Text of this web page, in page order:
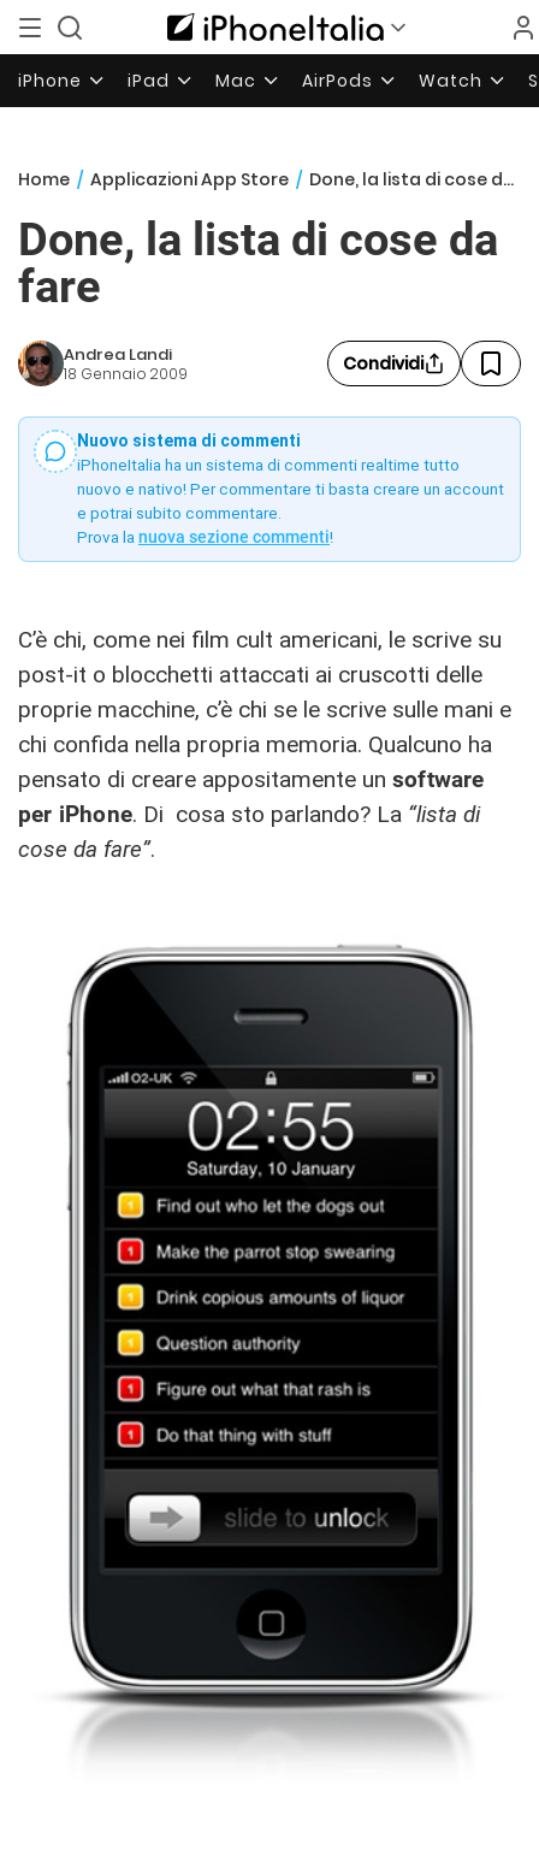
iPhone iPad Mac AirPods Watch
Home / Applicazioni App Store / Done, la lista di cose da fare
Done, la lista di cose da
fare
Andrea Landi
18 Gennaio 2009 Condividi
Nuovo sistema di commenti
iPhoneItalia ha un sistema di commenti realtime tutto
nuovo e nativo! Per commentare ti basta creare un account
e potrai subito commentare.
Prova la nuova sezione commenti!
C’è chi, come nei film cult americani, le scrive su
post-it o blocchetti attaccati ai cruscotti delle
proprie macchine, c’è chi se le scrive sulle mani e
chi confida nella propria memoria. Qualcuno ha
pensato di creare appositamente un software
per iPhone. Di cosa sto parlando? La “lista di
cose da fare”.